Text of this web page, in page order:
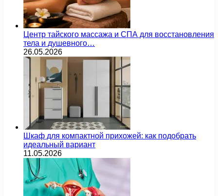
Центр тайского массажа и СПА для восстановления
тела и душевного…
26.05.2026
Шкаф для компактной прихожей: как подобрать
идеальный вариант
11.05.2026